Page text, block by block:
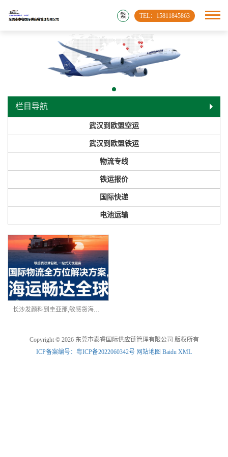
TEL：15811845863
繁
栏目导航
武汉到欧盟空运
武汉到欧盟铁运
物流专线
铁运报价
国际快递
电池运输
长沙发颜料到圭亚那,敏感货海运双清
Copyright © 2026 东莞市泰睿国际供应链管理有限公司 版权所有
ICP备案编号：粤ICP备2022060342号 网站地图 Baidu XML